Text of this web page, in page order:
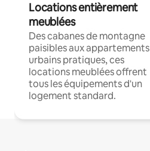
Locations entièrement
meublées
Des cabanes de montagne
paisibles aux appartements
urbains pratiques, ces
locations meublées offrent
tous les équipements d'un
logement standard.